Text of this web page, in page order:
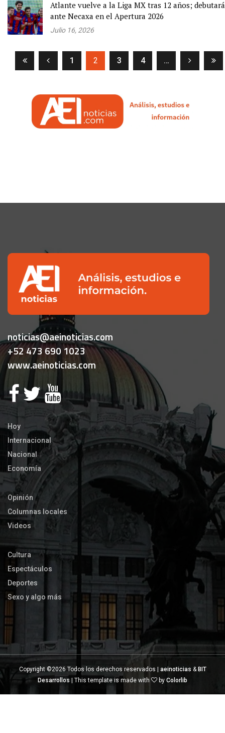
Atlante vuelve a la Liga MX tras 12 años; debutará
ante Necaxa en el Apertura 2026
Julio 16, 2026
1 2(current)
3 4 …
noticias@aeinoticias.com
+52 473 690 1023
www.aeinoticias.com
Hoy
Internacional
Nacional
Economía
Opinión
Columnas locales
Videos
Cultura
Espectáculos
Deportes
Sexo y algo más
Copyright ©2026 Todos los derechos reservados | aeinoticias & BIT
Desarrollos | This template is made with by Colorlib